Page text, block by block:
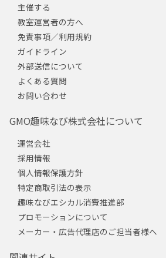
主催する
教室運営者の方へ
免責事項／利用規約
ガイドライン
外部送信について
よくある質問
お問い合わせ
GMO趣味なび株式会社について
運営会社
採用情報
個人情報保護方針
特定商取引法の表示
趣味なびエシカル消費推進部
プロモーションについて
メーカー・広告代理店のご担当者様へ